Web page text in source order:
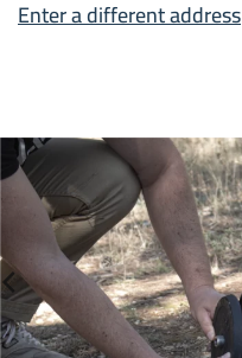
Enter a different address